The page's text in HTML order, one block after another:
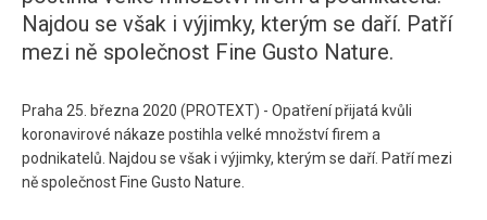
Najdou se však i výjimky, kterým se daří. Patří
mezi ně společnost Fine Gusto Nature.
Praha 25. března 2020 (PROTEXT) - Opatření přijatá kvůli
koronavirové nákaze postihla velké množství firem a
podnikatelů. Najdou se však i výjimky, kterým se daří. Patří mezi
ně společnost Fine Gusto Nature.